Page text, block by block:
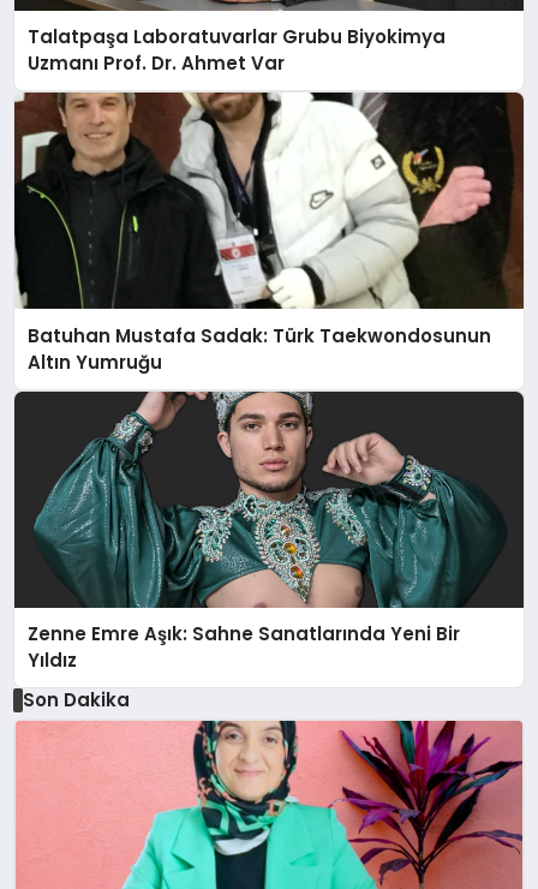
Talatpaşa Laboratuvarlar Grubu Biyokimya
Uzmanı Prof. Dr. Ahmet Var
Batuhan Mustafa Sadak: Türk Taekwondosunun
Altın Yumruğu
Zenne Emre Aşık: Sahne Sanatlarında Yeni Bir
Yıldız
Son Dakika